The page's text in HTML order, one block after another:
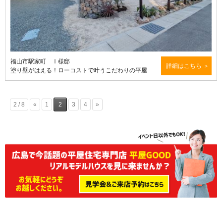
福山市駅家町 Ⅰ様邸
塗り壁がはえる！ローコストで叶うこだわりの平屋
詳細はこちら
2 / 8 « 1 2 3 4 »